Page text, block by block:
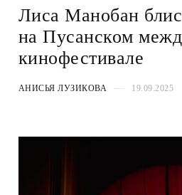
Лиса Манобан
на Пусанском
кинофестивале
АНИСЬЯ ЛУЗИКОВА 19.09.2025